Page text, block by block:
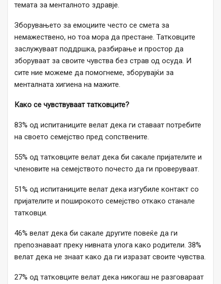
темата за менталното здравје.
Зборувањето за емоциите често се смета за
немажествено, но тоа мора да престане. Татковците
заслужуваат поддршка, разбирање и простор да
зборуваат за своите чувства без страв од осуда. И
сите ние можеме да помогнеме, зборувајќи за
менталната хигиена на мажите.
Како се чувствуваат татковците?
83% од испитаниците велат дека ги ставаат потребите
на своето семејство пред сопствените.
55% од татковците велат дека би сакале пријателите и
членовите на семејството почесто да ги проверуваат.
51% од испитаниците велат дека изгубиле контакт со
пријателите и поширокото семејство откако станале
татковци.
46% велат дека би сакале другите повеќе да ги
препознаваат преку нивната улога како родители. 38%
велат дека не знаат како да ги изразат своите чувства.
27% од татковците велат дека никогаш не разговараат